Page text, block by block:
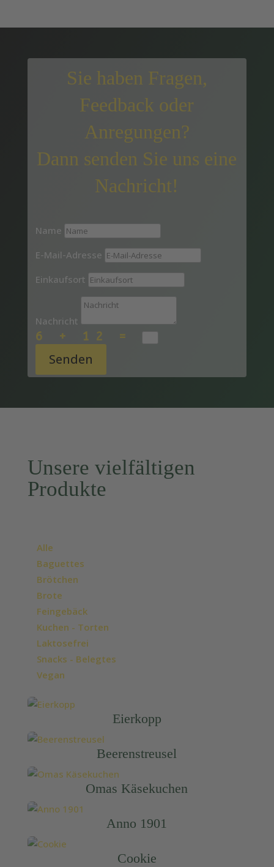
Sie haben Fragen,
Feedback oder
Anregungen?
Dann senden Sie uns eine
Nachricht!
Name
E-Mail-Adresse
Einkaufsort
Nachricht
6 + 12 =
Senden
Unsere vielfältigen
Produkte
Alle
Baguettes
Brötchen
Brote
Feingebäck
Kuchen - Torten
Laktosefrei
Snacks - Belegtes
Vegan
Eierkopp
Beerenstreusel
Omas Käsekuchen
Anno 1901
Cookie